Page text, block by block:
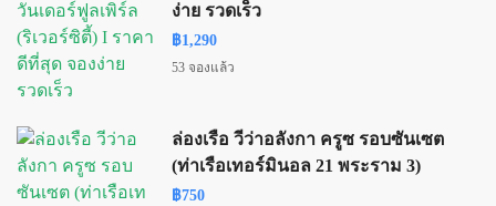
ง่าย รวดเร็ว
฿1,290
53 จองแล้ว
ล่องเรือ วีว่าอลังกา ครูซ รอบซันเซต
(ท่าเรือเทอร์มินอล 21 พระราม 3)
฿750